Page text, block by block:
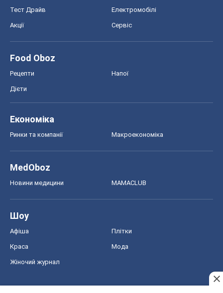
Тест Драйв Електромобілі
Акції Сервіс
Food Oboz
Рецепти Напої
Дієти
Економіка
Ринки та компанії Макроекономіка
MedOboz
Новини медицини MAMACLUB
Шоу
Афіша Плітки
Краса Мода
Жіночий журнал